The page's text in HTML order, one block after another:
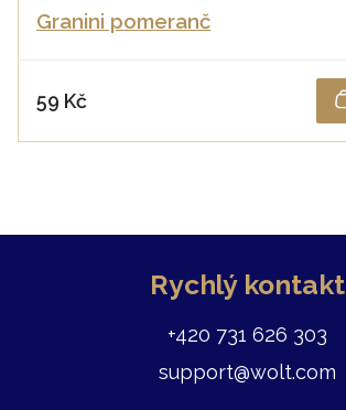
Granini pomeranč
59 Kč
Rychlý kontakt
+420 731 626 303
support@wolt.com